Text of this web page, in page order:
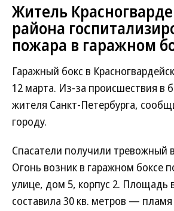
Житель
района
пожара в гаражном
Гаражный бокс в
12 марта. Из-за происшествия в
жителя Санкт-Петербурга,
городу.
Спасатели получили тревожный
Огонь возник в гаражном боксе
улице, дом 5, корпус 2. Площадь
составила 30 кв. метров — пламя